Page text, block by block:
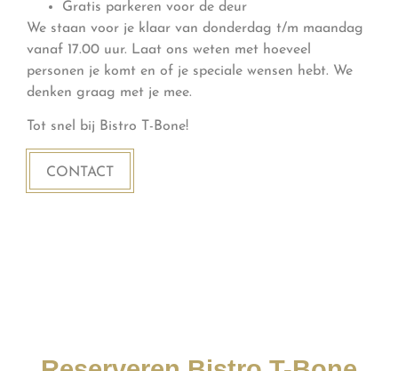
Gratis parkeren voor de deur
We staan voor je klaar van donderdag t/m maandag
vanaf 17.00 uur. Laat ons weten met hoeveel
personen je komt en of je speciale wensen hebt. We
denken graag met je mee.
Tot snel bij Bistro T-Bone!
CONTACT